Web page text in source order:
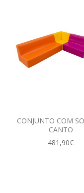
CONJUNTO COM
CANTO
481,90€